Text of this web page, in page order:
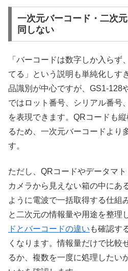
一次元バーコード・二次
同しない
「バーコードは数字しか入ら
てる」という説明も単純化しす
品識別が中心ですが、GS1-128
ではロット番号、シリアル番号
を表現できます。QRコードも
るため、一次元バーコードより
す。
ただし、QRコードやデータマト
カメラから見えない箱の中にあ
ように電波で一括取得する仕組
と二次元の情報量や用途を整理
ドとバーコードの違い も確認す
くなります。情報量だけで比較
るか、複数を一度に処理したい